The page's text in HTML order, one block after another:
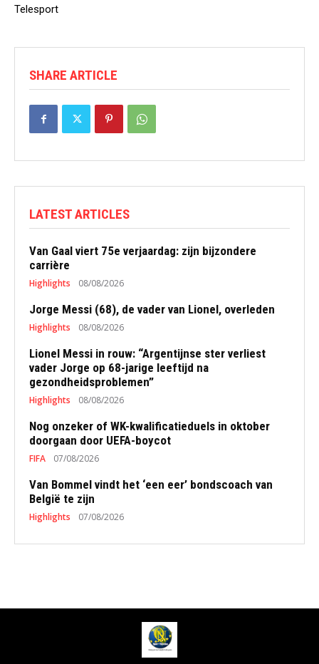
Telesport
SHARE ARTICLE
LATEST ARTICLES
Van Gaal viert 75e verjaardag: zijn bijzondere
carrière
Highlights 08/08/2026
Jorge Messi (68), de vader van Lionel, overleden
Highlights 08/08/2026
Lionel Messi in rouw: “Argentijnse ster verliest
vader Jorge op 68-jarige leeftijd na
gezondheidsproblemen”
Highlights 08/08/2026
Nog onzeker of WK-kwalificatieduels in oktober
doorgaan door UEFA-boycot
FIFA 07/08/2026
Van Bommel vindt het ‘een eer’ bondscoach van
België te zijn
Highlights 07/08/2026